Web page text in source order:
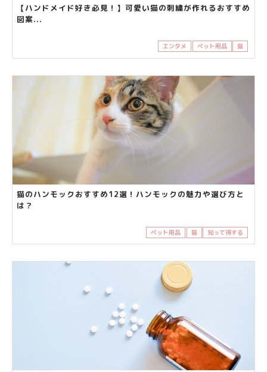
【ハンドメイド好き必見！】可愛い猫の刺繍が作れるおすすめ
図案...
エンタメ ペット用品 猫
猫のハンモックおすすめ12選！ハンモックの魅力や選び方と
は？
ペット用品 猫 知って得する